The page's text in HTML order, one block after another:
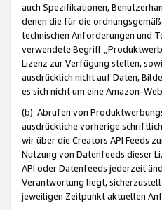
auch Spezifikationen,
denen die für die
technischen Anforderungen und
verwendete Begriff
Lizenz zur Verfügung stellen,
ausdrücklich nicht auf Daten,
es sich nicht um eine Amazon-
(b) Abrufen von
ausdrückliche vorherige
wir über die Creators API Feeds
Nutzung von Datenfeeds dieser
API oder Datenfeeds jederzeit
Verantwortung liegt,
jeweiligen Zeitpunkt aktuellen